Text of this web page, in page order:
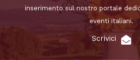
inserimento sul nostro portale
eventi italiani.
Scrivici